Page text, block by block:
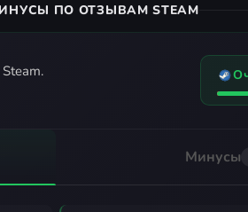
ПО ОТЗЫВАМ STEAM
Минусы